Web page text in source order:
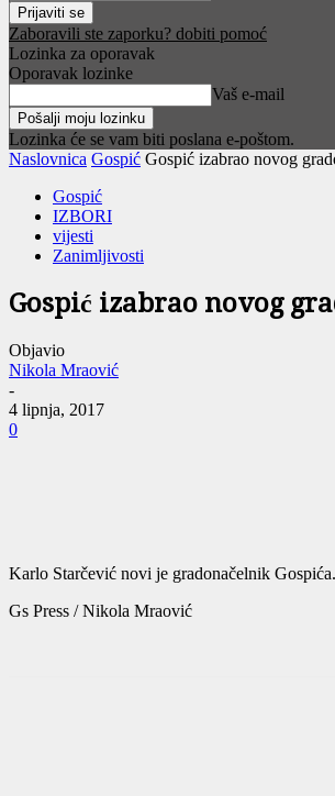
Zaboravili ste zaporku? dobiti pomoć
Lozinka za oporavak
Oporavak lozinke
Vaš e-mail
Lozinka će se vam biti poslana e-poštom.
Naslovnica Gospić Gospić izabrao novog
Gospić
IZBORI
vijesti
Zanimljivosti
Gospić izabrao novog
Objavio
Nikola Mraović
-
4 lipnja, 2017
0
Karlo Starčević novi je gradonačelnik
Gs Press / Nikola Mraović